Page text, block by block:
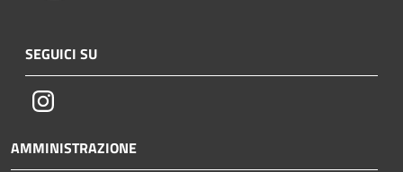
SEGUICI SU
Instagram
AMMINISTRAZIONE